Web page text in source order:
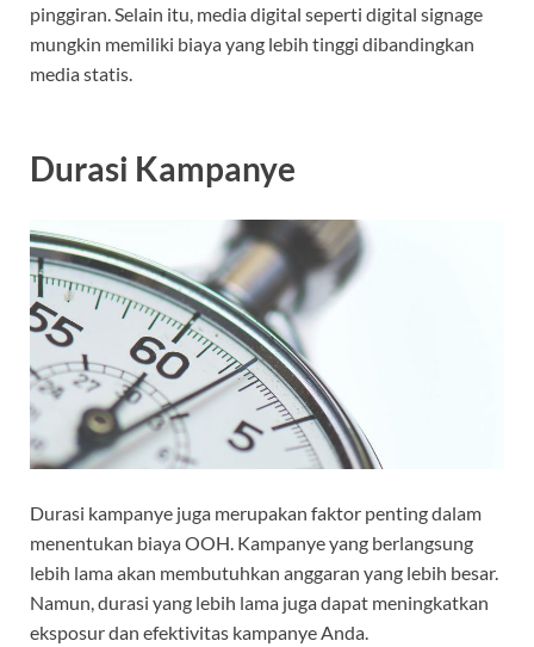
pinggiran. Selain itu, media digital seperti digital signage
mungkin memiliki biaya yang lebih tinggi dibandingkan
media statis.
Durasi Kampanye
Durasi kampanye juga merupakan faktor penting dalam
menentukan biaya OOH. Kampanye yang berlangsung
lebih lama akan membutuhkan anggaran yang lebih besar.
Namun, durasi yang lebih lama juga dapat meningkatkan
eksposur dan efektivitas kampanye Anda.